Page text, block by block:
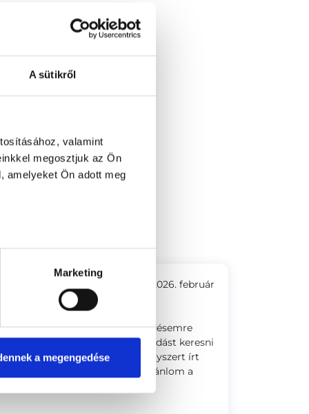
A sütikről
valamint
megosztjuk az Ön
amelyeket Ön adott meg
Marketing
a megengedése
2026. február
és figyelmes volt. Minden kérdésemre
felhasználva segített megoldást keresni
tukmálni, nem egyből gyógyszert írt
fontos szempont. Nagyon ajánlom a